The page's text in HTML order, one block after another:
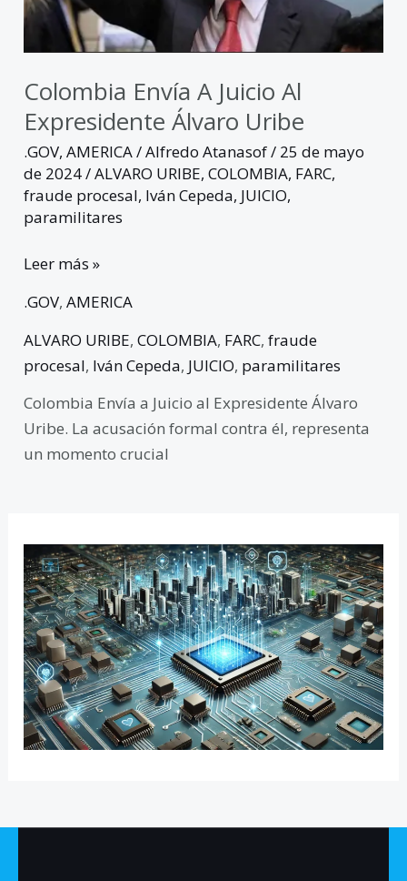
Colombia Envía A Juicio Al
Expresidente Álvaro Uribe
.GOV,AMERICA/Alfredo Atanasof/ 25 de mayo
de 2024/ALVARO URIBE,COLOMBIA, FARC,
fraude procesal, Iván Cepeda, JUICIO,
paramilitares
Álvaro
Leer más »
.GOV,AMERICA
ALVARO URIBE,COLOMBIA, FARC,fraude
procesal, Iván Cepeda, JUICIO, paramilitares
Colombia Envía a Juicio al Expresidente Álvaro
Uribe. La acusación formal contra él, representa
un momento crucial